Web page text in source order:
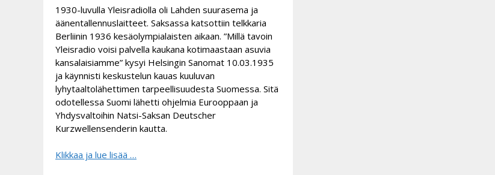
1930-luvulla Yleisradiolla oli Lahden suurasema ja
äänentallennuslaitteet. Saksassa katsottiin telkkaria
Berliinin 1936 kesäolympialaisten aikaan. ”Millä tavoin
Yleisradio voisi palvella kaukana kotimaastaan asuvia
kansalaisiamme” kysyi Helsingin Sanomat 10.03.1935
ja käynnisti keskustelun kauas kuuluvan
lyhytaaltolähettimen tarpeellisuudesta Suomessa. Sitä
odotellessa Suomi lähetti ohjelmia Eurooppaan ja
Yhdysvaltoihin Natsi-Saksan Deutscher
Kurzwellensenderin kautta.
Klikkaa ja lue lisää …